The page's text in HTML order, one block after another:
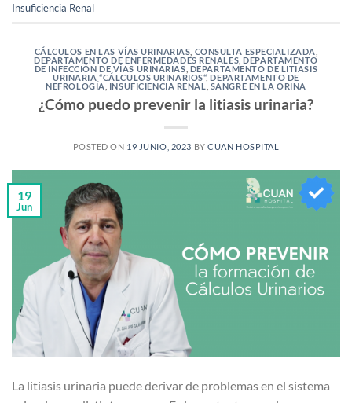
Insuficiencia Renal
CÁLCULOS EN LAS VÍAS URINARIAS CONSULTA ESPECIALIZADA
DEPARTAMENTO DE ENFERMEDADES RENALES ,DEPARTAMENTO
DE INFECCIÓN DE VÍAS URINARIAS DEPARTAMENTO DE LITIASIS
URINARIA “CÁLCULOS URINARIOS“,DEPARTAMENTO DE
NEFROLOGÍA INSUFICIENCIA RENAL, SANGRE EN LA ORINA
¿Cómo puedo prevenir la litiasis urinaria?
POSTED ON 19 JUNIO, 2023 BYCUAN HOSPITAL
19
Jun
La litiasis urinaria puede derivar de problemas en el sistema